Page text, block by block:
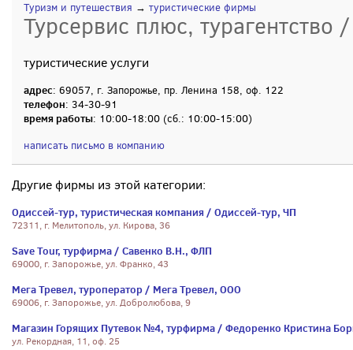
Туризм и путешествия → туристические фирмы
Турсервис плюс,
туристические услуги
адрес: 69057, г. Запорожье, пр. Ленина 158, оф. 122
телефон: 34-30-91
время работы: 10:00-18:00 (сб.: 10:00-15:00)
написать письмо в компанию
Другие фирмы из этой категории:
Одиссей-тур, туристическая компания / Одиссей-тур, ЧП
72311, г. Мелитополь, ул. Кирова, 36
Save Tour, турфирма / Савенко В.Н., ФЛП
69000, г. Запорожье, ул. Франко, 43
Мега Тревел, туроператор / Мега Тревел, ООО
69006, г. Запорожье, ул. Добролюбова, 9
Магазин Горящих Путевок №4, турфирма / Федоренко Кристина
ул. Рекордная, 11, оф. 25